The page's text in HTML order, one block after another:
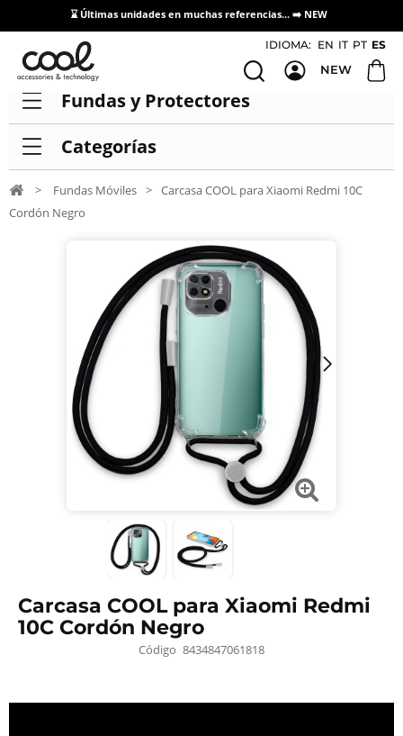
⌛ Últimas unidades en muchas referencias... ➡️ NEW
Acceso / Registro Distribuidores
IDIOMA: EN IT PT ES
NEW
Fundas y Protectores
Categorías
> Fundas Móviles > Carcasa COOL para Xiaomi Redmi 10C
Cordón Negro
Carcasa COOL para Xiaomi Redmi
10C Cordón Negro
Código 8434847061818